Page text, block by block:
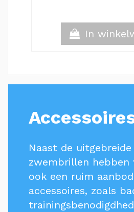
In
Naast de
zwembrillen
ook een ruim
accessoires, zoals